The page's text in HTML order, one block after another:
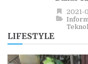
2021-
LIFESTYLE